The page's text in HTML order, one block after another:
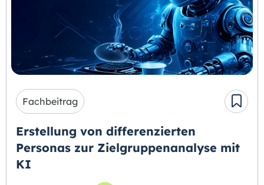
Fachbeitrag
Erstellung von differenzierten
Personas zur Zielgruppenanalyse mit
KI